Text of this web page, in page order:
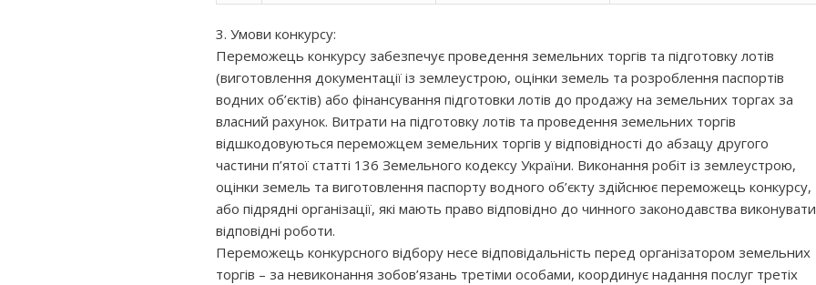
3. Умови конкурсу:
Переможець конкурсу забезпечує проведення земельних торгів та підготовку лотів
(виготовлення документації із землеустрою, оцінки земель та розроблення паспортів
водних об’єктів) або фінансування підготовки лотів до продажу на земельних торгах за
власний рахунок. Витрати на підготовку лотів та проведення земельних торгів
відшкодовуються переможцем земельних торгів у відповідності до абзацу другого
частини п’ятої статті 136 Земельного кодексу України. Виконання робіт із землеустрою,
оцінки земель та виготовлення паспорту водного об’єкту здійснює переможець конкурсу,
або підрядні організації, які мають право відповідно до чинного законодавства виконувати
відповідні роботи.
Переможець конкурсного відбору несе відповідальність перед організатором земельних
торгів – за невиконання зобов’язань третіми особами, координує надання послуг третіх